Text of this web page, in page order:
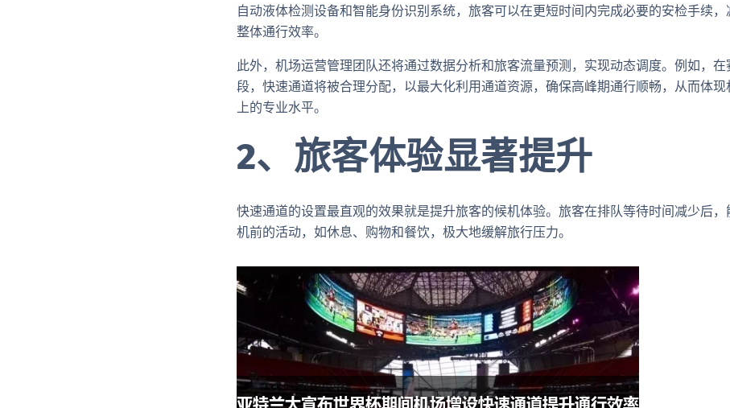
自动液体检测设备和智能身份识别系统，旅客可以在更短时间内完成必要的安检手续
整体通行效率。
此外，机场运营管理团队还将通过数据分析和旅客流量预测，实现动态调度。例如，
段，快速通道将被合理分配，以最大化利用通道资源，确保高峰期通行顺畅，从而体
上的专业水平。
2、旅客体验显著提升
快速通道的设置最直观的效果就是提升旅客的候机体验。旅客在排队等待时间减少后
机前的活动，如休息、购物和餐饮，极大地缓解旅行压力。